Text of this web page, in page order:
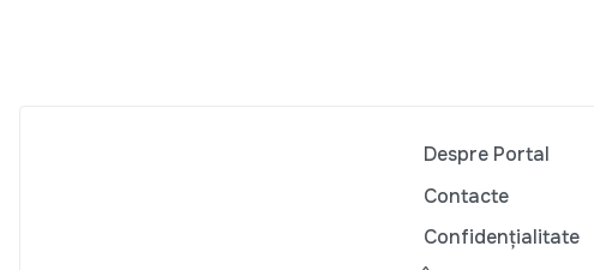
Despre Portal
Contacte
Confidențialitate